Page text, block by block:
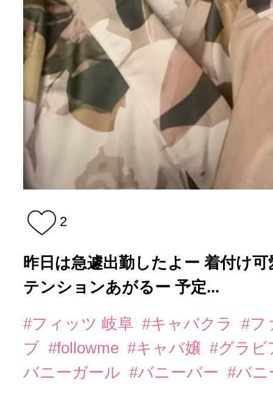
2
昨日は急遽出勤したよー 着付け
テンションあがるー 予定...
#フィッツ 岐阜 #キャバクラ
#フ
ブ #followme #キャバ嬢 #グラ
バニーガール #バニーバー #バ